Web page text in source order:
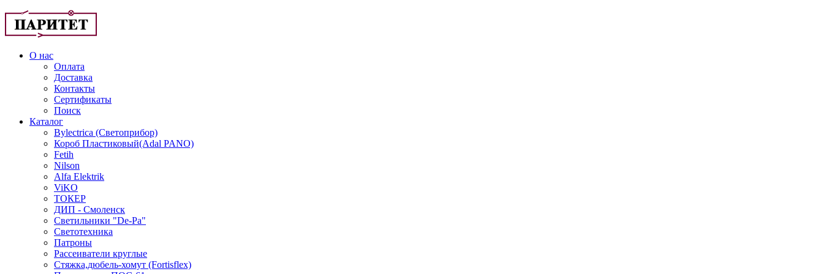
О нас
Оплата
Доставка
Контакты
Сертификаты
Поиск
Каталог
Bylectrica (Светоприбор)
Короб Пластиковый(Adal PANO)
Fetih
Nilson
Alfa Elektrik
ViKO
ТОКЕР
ДИП - Смоленск
Светильники "De-Pa"
Светотехника
Патроны
Рассеиватели круглые
Стяжка,дюбель-хомут (Fortisflex)